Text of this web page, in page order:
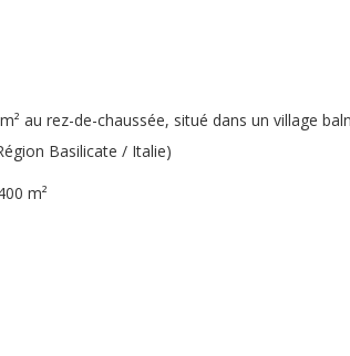
au rez-de-chaussée, situé dans un village
Basilicate / Italie)
m²